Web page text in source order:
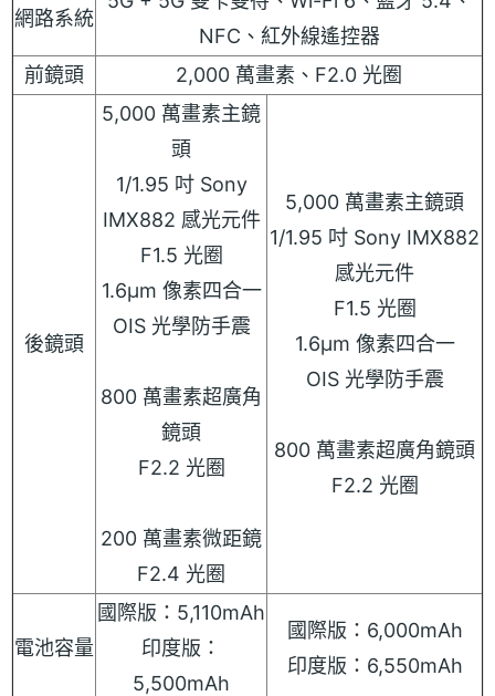
網路系統
NFC、紅外線遙控器
前鏡頭
2,000 萬畫素、F2.0 光圈
後鏡頭
5,000 萬畫素主鏡
頭
1/1.95 吋 Sony
IMX882 感光元件
F1.5 光圈
1.6μm 像素四合一
OIS 光學防手震
800 萬畫素超廣角
鏡頭
F2.2 光圈
200 萬畫素微距鏡
F2.4 光圈
5,000 萬畫素主鏡頭
1/1.95 吋 Sony IMX882
感光元件
F1.5 光圈
1.6μm 像素四合一
OIS 光學防手震
800 萬畫素超廣角鏡頭
F2.2 光圈
電池容量
國際版：5,110mAh
印度版：
5,500mAh
國際版：6,000mAh
印度版：6,550mAh